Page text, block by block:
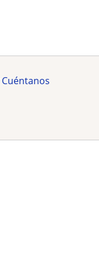
Cuéntanos